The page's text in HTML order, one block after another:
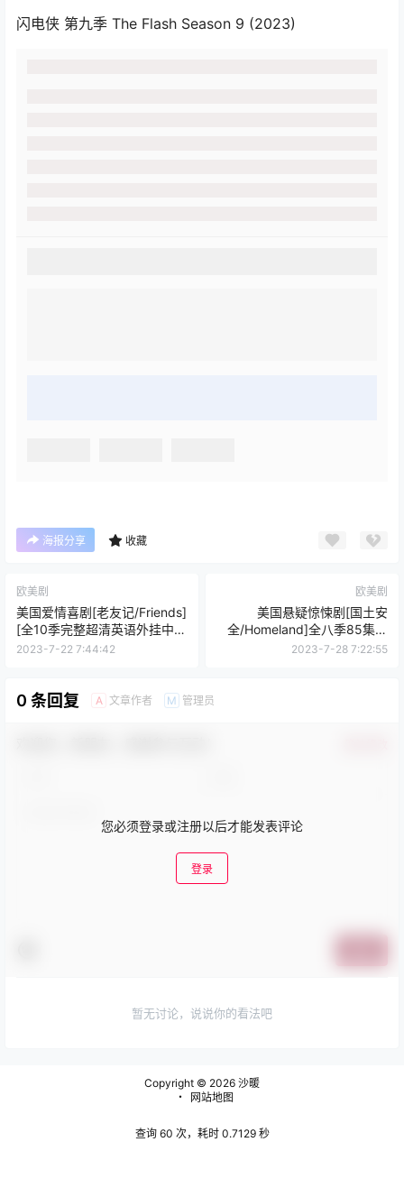
闪电侠 第九季 The Flash Season 9‎ (2023)
海报分享 收藏
欧美剧
美国爱情喜剧[老友记/Friends]
[全10季完整超清英语外挂中字
合集]
2023-7-22 7:44:42
欧美剧
美国悬疑惊悚剧[国土安
全/Homeland]全八季85集完
整版高清英语中字
2023-7-28 7:22:55
0 条回复 A 文章作者 M 管理员
您必须登录或注册以后才能发表评论
登录
暂无讨论，说说你的看法吧
Copyright © 2026 沙暖
・
网站地图
查询 60 次，耗时 0.7129 秒